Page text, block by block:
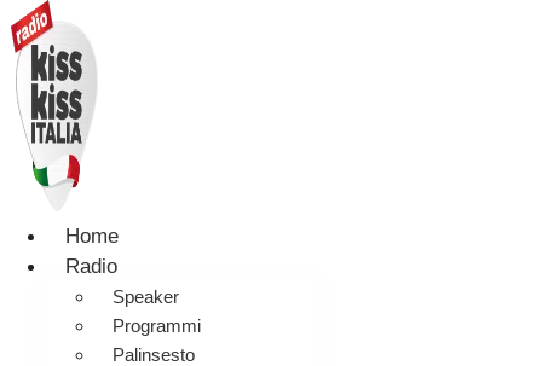
Home
Radio
Speaker
Programmi
Palinsesto